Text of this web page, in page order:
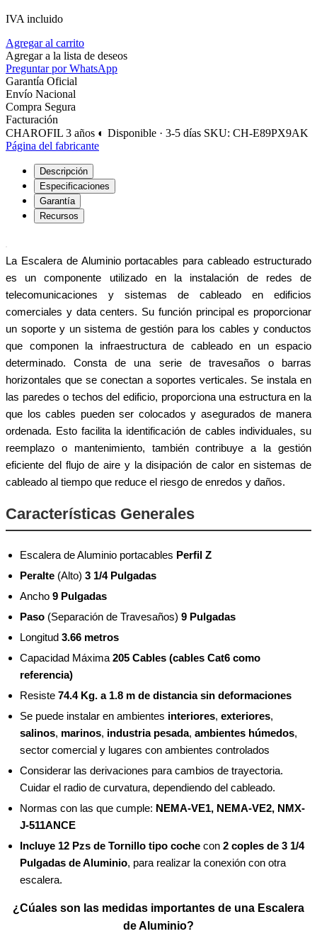
IVA incluido
Agregar al carrito
Agregar a la lista de deseos
Preguntar por WhatsApp
Garantía Oficial
Envío Nacional
Compra Segura
Facturación
CHAROFIL 3 años ◐ Disponible · 3-5 días SKU: CH-E89PX9AK
Página del fabricante
Descripción
Especificaciones
Garantía
Recursos
La Escalera de Aluminio portacables para cableado estructurado
es un componente utilizado en la instalación de redes de
telecomunicaciones y sistemas de cableado en edificios
comerciales y data centers. Su función principal es proporcionar
un soporte y un sistema de gestión para los cables y conductos
que componen la infraestructura de cableado en un espacio
determinado. Consta de una serie de travesaños o barras
horizontales que se conectan a soportes verticales. Se instala en
las paredes o techos del edificio, proporciona una estructura en la
que los cables pueden ser colocados y asegurados de manera
ordenada. Esto facilita la identificación de cables individuales, su
reemplazo o mantenimiento, también contribuye a la gestión
eficiente del flujo de aire y la disipación de calor en sistemas de
cableado al tiempo que reduce el riesgo de enredos y daños.
Características Generales
Escalera de Aluminio portacables Perfil Z
Peralte (Alto) 3 1/4 Pulgadas
Ancho 9 Pulgadas
Paso (Separación de Travesaños) 9 Pulgadas
Longitud 3.66 metros
Capacidad Máxima 205 Cables (cables Cat6 como
referencia)
Resiste 74.4 Kg. a 1.8 m de distancia sin deformaciones
Se puede instalar en ambientes interiores, exteriores,
salinos, marinos, industria pesada, ambientes húmedos,
sector comercial y lugares con ambientes controlados
Considerar las derivaciones para cambios de trayectoria.
Cuidar el radio de curvatura, dependiendo del cableado.
Normas con las que cumple: NEMA-VE1, NEMA-VE2, NMX-
J-511ANCE
Incluye 12 Pzs de Tornillo tipo coche con 2 coples de 3 1/4
Pulgadas de Aluminio, para realizar la conexión con otra
escalera.
¿Cúales son las medidas importantes de una Escalera
de Aluminio?